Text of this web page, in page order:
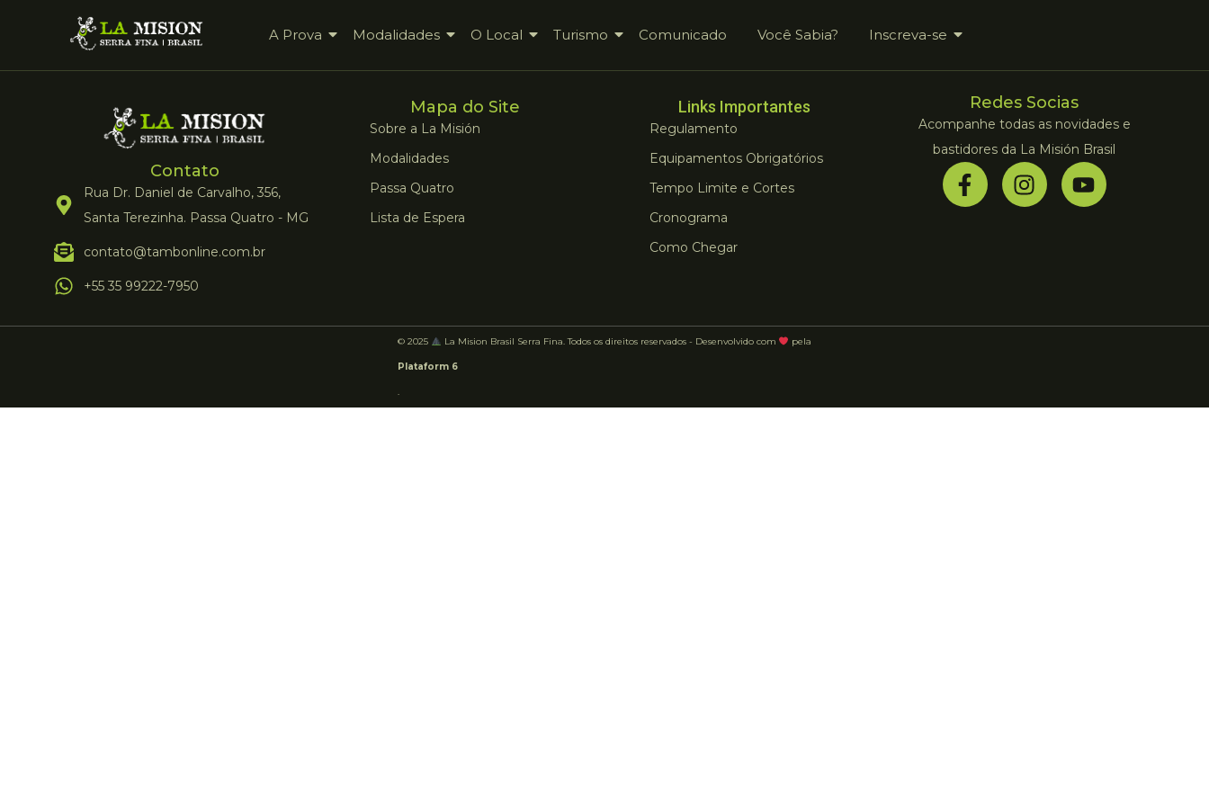
A Prova Modalidades O Local Turismo Comunicado Você Sabia? Inscreva-se
Contato
Rua Dr. Daniel de Carvalho, 356,
Santa Terezinha. Passa Quatro - MG
contato@tambonline.com.br
+55 35 99222-7950
Mapa do Site
Sobre a La Misión
Modalidades
Passa Quatro
Lista de Espera
Links Importantes
Regulamento
Equipamentos Obrigatórios
Tempo Limite e Cortes
Cronograma
Como Chegar
Redes Socias
Acompanhe todas as novidades e
bastidores da La Misión Brasil
© 2025 La Mision Brasil Serra Fina. Todos os direitos reservados - Desenvolvido com pela
Plataform 6
.